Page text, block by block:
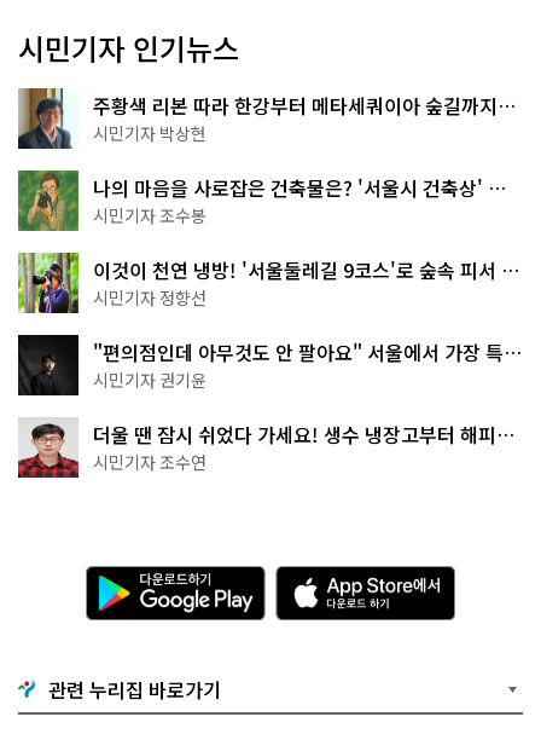
시민기자 인기뉴스
주황색 리본 따라 한강부터 메타세쿼이아 숲길까지…
서울둘레길 15코스
시민기자 박상현
나의 마음을 사로잡은 건축물은? '서울시 건축상' 수
상작 공개!
시민기자 조수봉
이것이 천연 냉방! '서울둘레길 9코스'로 숲속 피서 떠
나볼까
시민기자 정향선
"편의점인데 아무것도 안 팔아요" 서울에서 가장 특별
한 편의점의 정체
시민기자 권기윤
더울 땐 잠시 쉬었다 가세요! 생수 냉장고부터 해피소
·무더위쉼터까지
시민기자 조수연
다
운
로
기
G
o
A
p
p
e
관련 누리집 바로가기